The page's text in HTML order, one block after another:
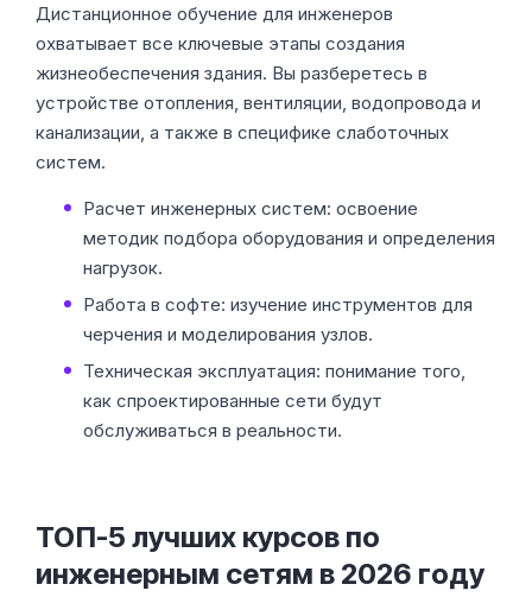
Дистанционное обучение для инженеров
охватывает все ключевые этапы создания
жизнеобеспечения здания. Вы разберетесь в
устройстве отопления, вентиляции, водопровода и
канализации, а также в специфике слаботочных
систем.
Расчет инженерных систем: освоение
методик подбора оборудования и определения
нагрузок.
Работа в софте: изучение инструментов для
черчения и моделирования узлов.
Техническая эксплуатация: понимание того,
как спроектированные сети будут
обслуживаться в реальности.
ТОП-5 лучших курсов по
инженерным сетям в 2026 году